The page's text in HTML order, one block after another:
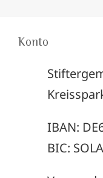
Konto
IBAN:
BIC: